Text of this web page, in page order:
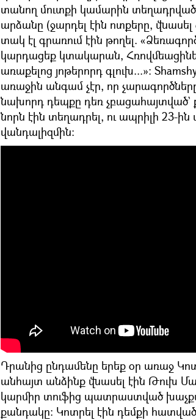
տանող մուտքի կամարին
արձանը (ջարդել էին ոտքերը, վնասել
տակ էլ գրառում էին թողել.
կարդացեք կտակարան,
առաքելոց յոթերորդ գլուխ...»։
առաջին անգամ չէր, որ
նախորդ դեպքը դեռ չբացահայտված`
նորն էին տեղադրել, ու ապրիլի 23-
վանդալիզմին։
Դրանից ընդամենը երեք օր առաջ
անհայտ անձինք վնասել էին Թուխ
կարմիր տուֆից պատրաստված
քանդակը։ Կոտրել էին դեմքի